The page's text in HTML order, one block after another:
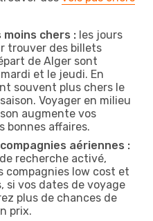
moins chers : les jours
trouver des billets
de Alger sont
et le jeudi. En
souvent plus chers le
Voyager en milieu
augmente vos
bonnes affaires.
aériennes :
recherche activé,
compagnies low cost et
si vos dates de voyage
plus de chances de
prix.